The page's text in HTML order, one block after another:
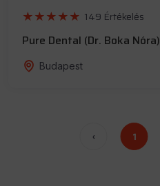
149 Értékelés
Pure Dental (Dr. Boka Nóra)
Budapest
‹ 1